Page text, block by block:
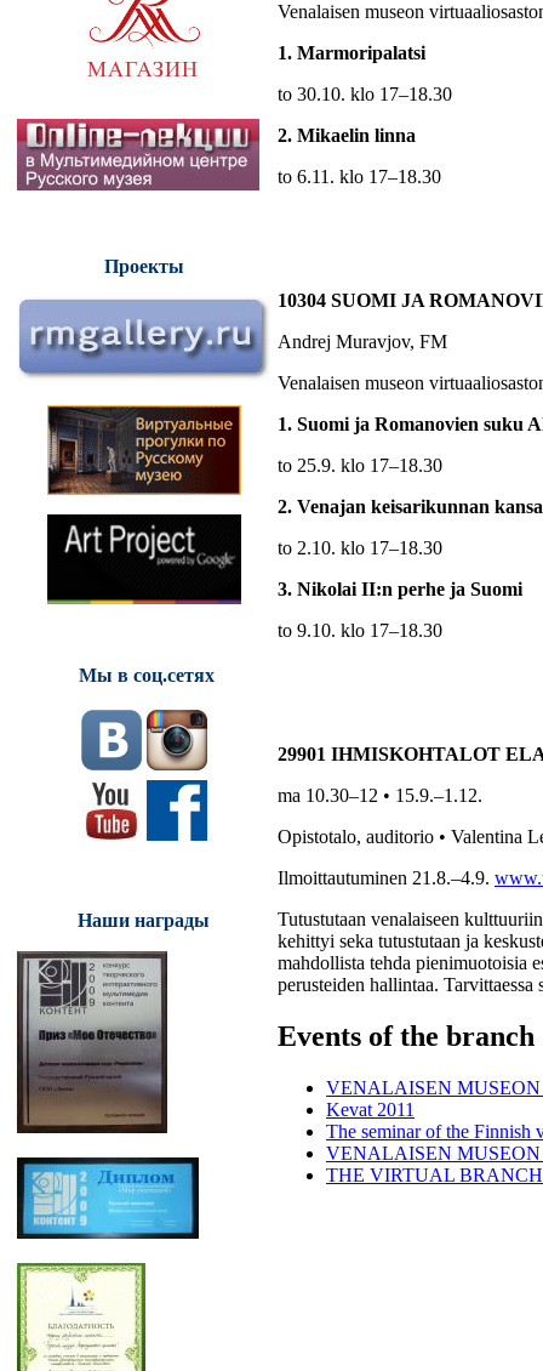
Проекты
Мы в соц.сетях
Наши награды
Venalaisen museon
1. Marmoripalatsi
to 30.10. klo 17–18.30
2. Mikaelin linna
to 6.11. klo 17–18.30
10304 SUOMI JA
Andrej Muravjov, FM
Venalaisen museon
1. Suomi ja Romanovien suku
to 25.9. klo 17–18.30
2. Venajan keisarikunnan
to 2.10. klo 17–18.30
3. Nikolai II:n perhe ja Suomi
to 9.10. klo 17–18.30
29901 IHMISKOHTALOT
ma 10.30–12 • 15.9.–1.12.
Opistotalo, auditorio • Valentina
Ilmoittautuminen 21.8.–4.9.
Tutustutaan venalaiseen
kehittyi seka tutustutaan ja
mahdollista tehda pienimuotoisia
perusteiden hallintaa. Tarvit­taessa
Events of the branch
VENALAISEN
Kevat 2011
The seminar of the Finnish
VENALAISEN
THE VIRTUAL